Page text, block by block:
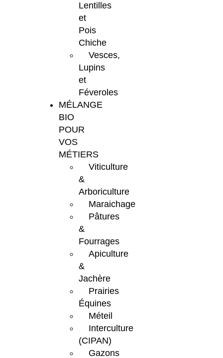
Lentilles
et
Pois
Chiche
Vesces,
Lupins
et
Féveroles
MÉLANGE
BIO
POUR
VOS
MÉTIERS
Viticulture
&
Arboriculture
Maraichage
Pâtures
&
Fourrages
Apiculture
&
Jachère
Prairies
Équines
Méteil
Interculture
(CIPAN)
Gazons